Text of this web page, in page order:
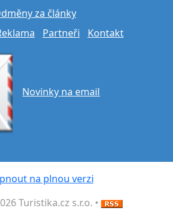
za články
Partneři Kontakt
Novinky na email
na plnou verzi
Turistika.cz s.r.o. •